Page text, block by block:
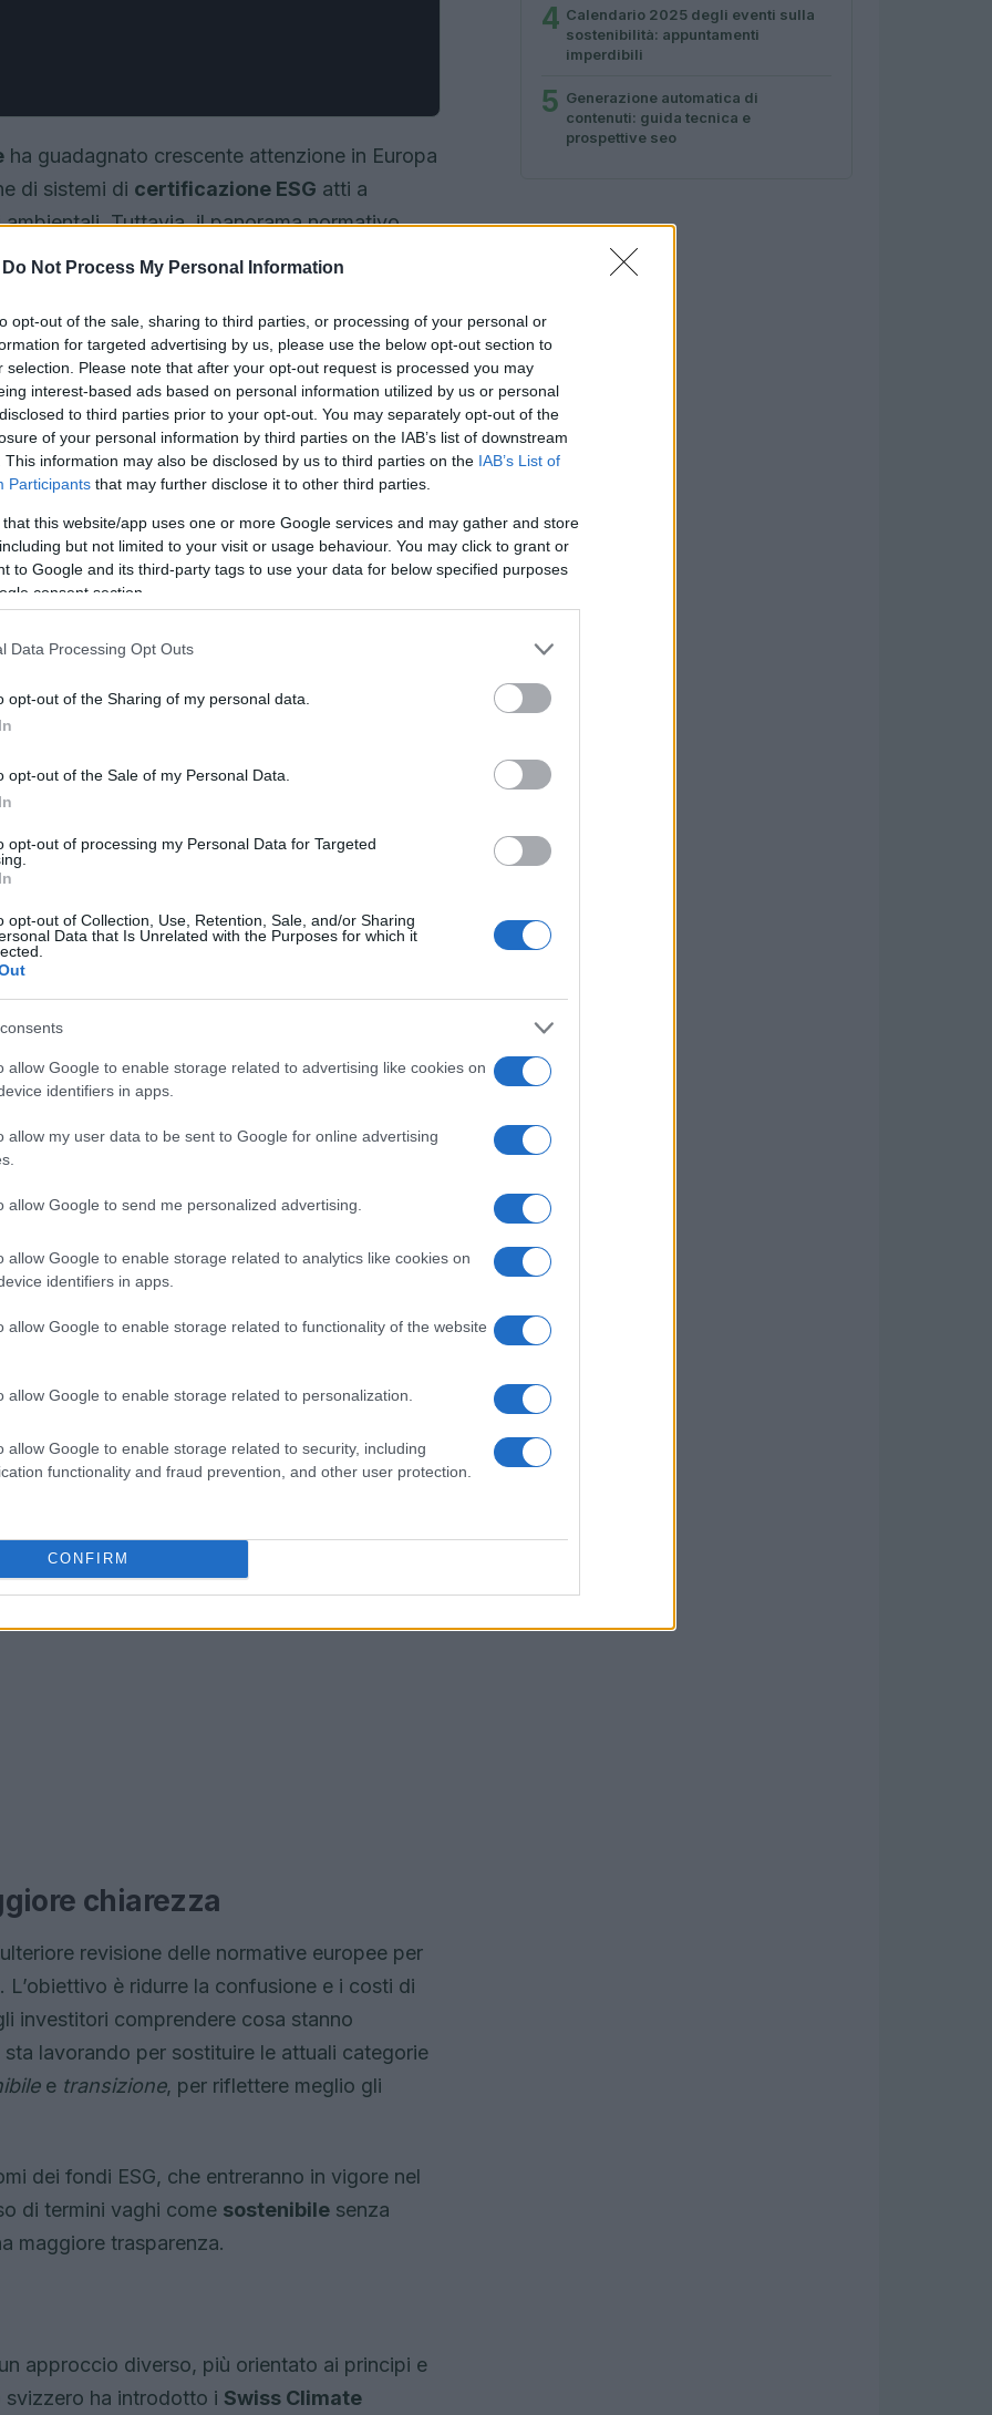
Do Not Process My Personal Information
opt-out of the sale, sharing to third parties, or processing of your personal or
for targeted advertising by us, please use the below opt-out section to
selection. Please note that after your opt-out request is processed you may
interest-based ads based on personal information utilized by us or personal
to third parties prior to your opt-out. You may separately opt-out of the
of your personal information by third parties on the IAB’s list of downstream
This information may also be disclosed by us to third parties on the IAB’s List of
Participants that may further disclose it to other third parties.
that this website/app uses one or more Google services and may gather and store
but not limited to your visit or usage behaviour. You may click to grant or
to Google and its third-party tags to use your data for below specified purposes
consent section.
Data Processing Opt Outs
opt-out of the Sharing of my personal data.
opt-out of the Sale of my Personal Data.
opt-out of processing my Personal Data for Targeted
opt-out of Collection, Use, Retention, Sale, and/or Sharing
Data that Is Unrelated with the Purposes for which it
allow Google to enable storage related to advertising like cookies on
identifiers in apps.
allow my user data to be sent to Google for online advertising
allow Google to send me personalized advertising.
allow Google to enable storage related to analytics like cookies on
identifiers in apps.
allow Google to enable storage related to functionality of the website
allow Google to enable storage related to personalization.
allow Google to enable storage related to security, including
functionality and fraud prevention, and other user protection.
CONFIRM
ha guadagnato crescente attenzione in Europa
di sistemi di certificazione ESG atti a
Tuttavia, il panorama normativo
confusione tra investitori e gestori.
certificazione ESG, le nuove normative e
ufficiale per l’ESG. Si osserva, invece, un
e rating che cercano di definire cosa possa
fondamentali compongono questa
, il
impone obblighi di trasparenza per i gestori
ESG intende migliorare la credibilità
operato in un contesto normativo
e ilFNG-Siegel
per i fondi sostenibili. Tuttavia, questi
incoerenza e per il rischio di
come sostenibili ma non rispettano i
chiarezza
revisione delle normative europee per
L’obiettivo è ridurre la confusione e i costi di
investitori comprendere cosa stanno
lavorando per sostituire le attuali categorie
e transizione, per riflettere meglio gli
dei fondi ESG, che entreranno in vigore nel
di termini vaghi come sostenibile senza
maggiore trasparenza.
approccio diverso, più orientato ai principi e
ha introdotto i Swiss Climate
4 Calendario 2025 degli eventi sulla
sostenibilità: appuntamenti
imperdibili
5 Generazione automatica di
contenuti: guida tecnica e
prospettive seo